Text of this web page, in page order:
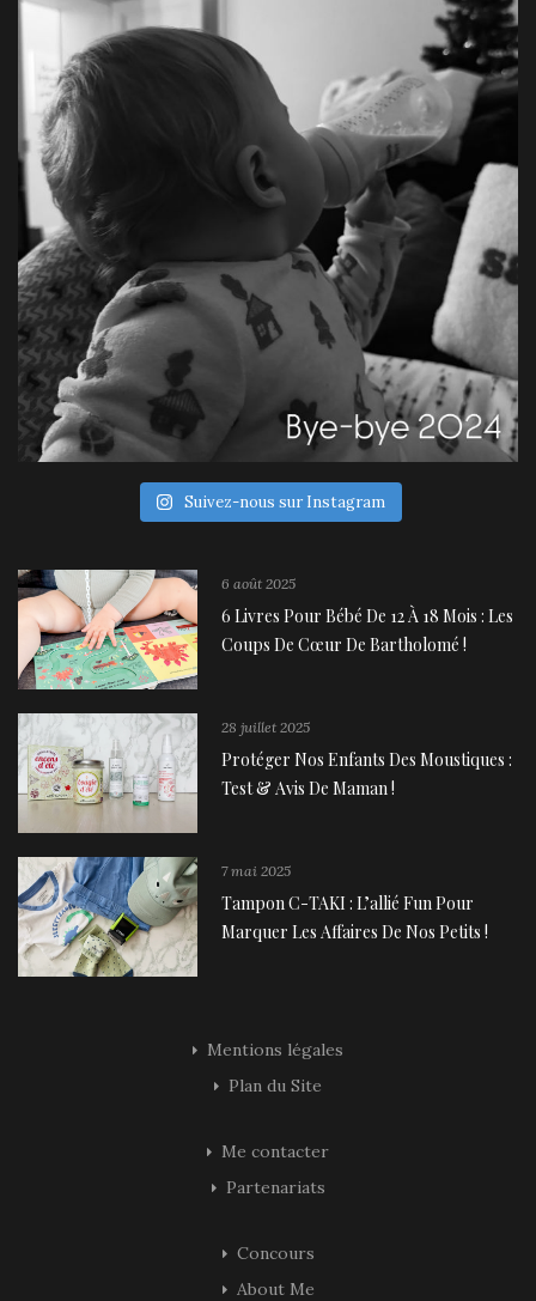
Suivez-nous sur Instagram
6 août 2025
6 Livres Pour Bébé De 12 À 18 Mois : Les
Coups De Cœur De Bartholomé !
28 juillet 2025
Protéger Nos Enfants Des Moustiques :
Test & Avis De Maman !
7 mai 2025
Tampon C-TAKI : L’allié Fun Pour
Marquer Les Affaires De Nos Petits !
Mentions légales
Plan du Site
Me contacter
Partenariats
Concours
About Me